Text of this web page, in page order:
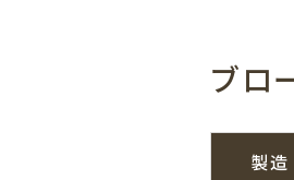
ブロ
製造